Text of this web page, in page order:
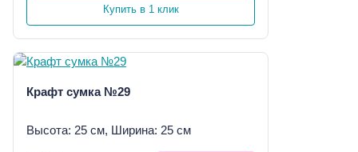
Купить в 1 клик
Крафт сумка №29
Высота: 25 см, Ширина: 25 см